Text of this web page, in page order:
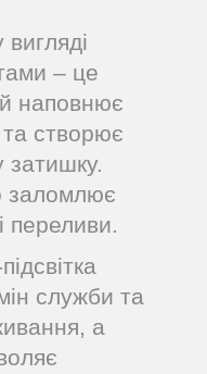
– це
наповнює
та створює
заломлює
переливи.
служби та
а